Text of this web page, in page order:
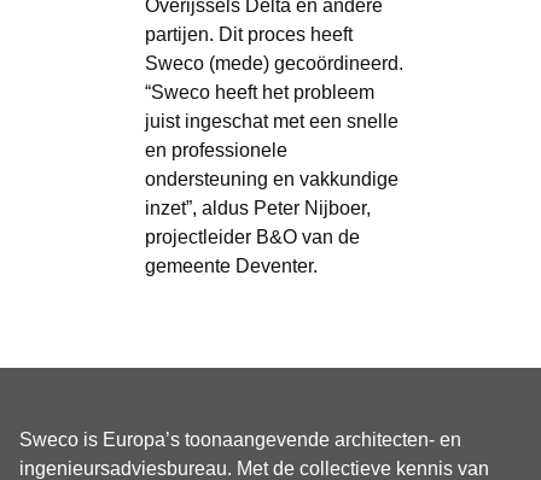
Overijssels Delta en andere
partijen. Dit proces heeft
Sweco (mede) gecoördineerd.
“Sweco heeft het probleem
juist ingeschat met een snelle
en professionele
ondersteuning en vakkundige
inzet”, aldus Peter Nijboer,
projectleider B&O van de
gemeente Deventer.
Sweco is Europa’s toonaangevende architecten- en
ingenieursadviesbureau. Met de collectieve kennis van